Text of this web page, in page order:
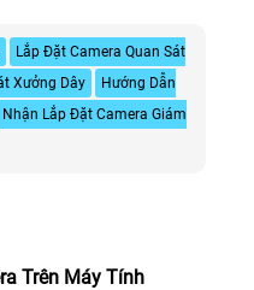
Lắp Đặt Camera Quan Sát
Xưởng Dây
Hướng Dẫn
Nhận Lắp Đặt Camera Giám
Trên Máy Tính